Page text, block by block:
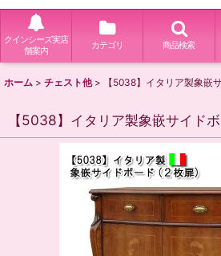
クインシーズ実店
舗案内
カテゴリ 商品検索
ホーム > チェスト他 > 【5038】イタリア製象嵌
【5038】イタリア製象嵌サイドボ